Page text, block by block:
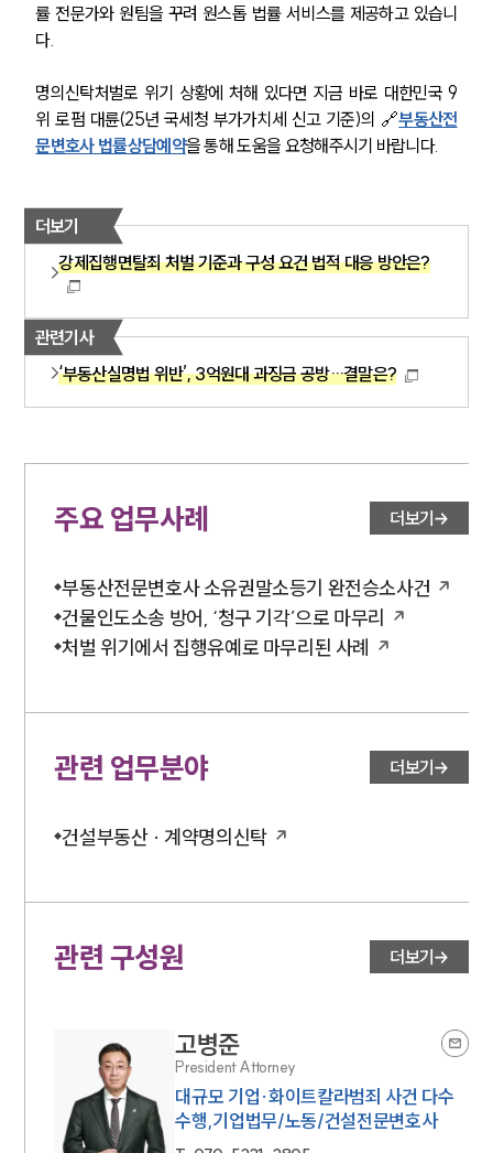
률 전문가와 원팀을 꾸려 원스톱 법률 서비스를 제공하고 있습니
다.
명의신탁처벌로 위기 상황에 처해 있다면 지금 바로 대한민국 9
위 로펌 대륜(25년 국세청 부가가치세 신고 기준)의 🔗부동산전
문변호사 법률상담예약을 통해 도움을 요청해주시기 바랍니다.
더보기
강제집행면탈죄 처벌 기준과 구성 요건 법적 대응 방안은?
관련기사
‘부동산실명법 위반’, 3억원대 과징금 공방…결말은?
주요 업무사례 더보기
부동산전문변호사 소유권말소등기 완전승소사건
건물인도소송 방어, ‘청구 기각’으로 마무리
처벌 위기에서 집행유예로 마무리된 사례
관련 업무분야 더보기
건설부동산 · 계약명의신탁
관련 구성원 더보기
고병준
President Attorney
대규모 기업·화이트칼라범죄 사건 다수
수행,기업법무/노동/건설전문변호사